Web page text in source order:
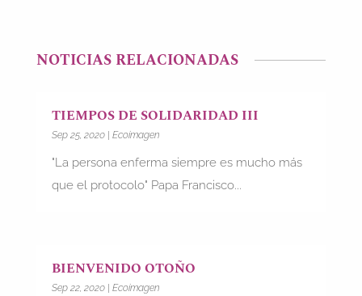
NOTICIAS RELACIONADAS
TIEMPOS DE SOLIDARIDAD III
Sep 25, 2020| Ecoimagen
"La persona enferma siempre es mucho más
que el protocolo" Papa Francisco...
BIENVENIDO OTOÑO
Sep 22, 2020| Ecoimagen